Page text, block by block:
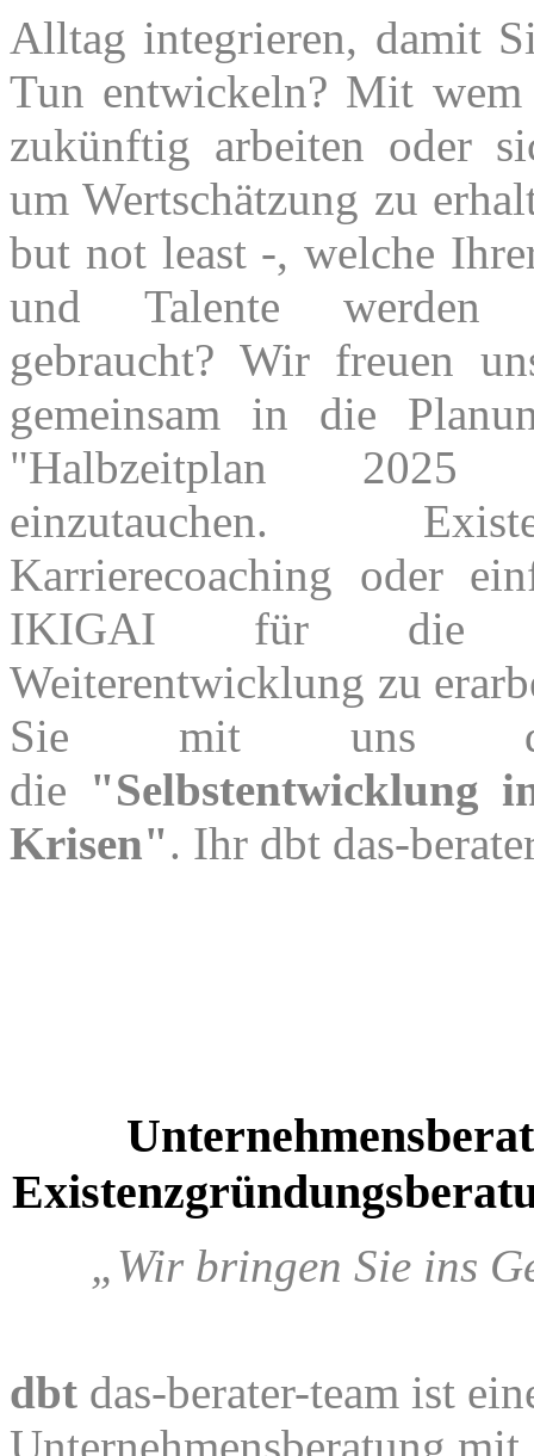
Alltag integrieren, damit
Tun entwickeln? Mit wem
zukünftig arbeiten oder
um Wertschätzung zu
but not least -, welche
und Talente
gebraucht? Wir freuen
gemeinsam in die
"Halbzeitplan
einzutauchen.
Karrierecoaching oder
IKIGAI für die
Weiterentwicklung zu
Sie mit uns
die "Selbstentwicklung
Krisen". Ihr dbt das-
„Wir bringen Sie ins
dbt das-berater-team ist